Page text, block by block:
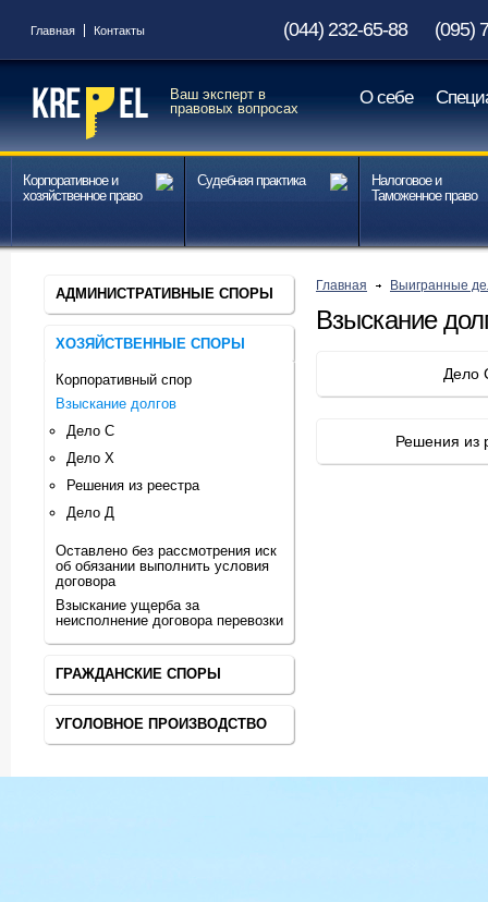
Главная Контакты (044) 232-65-88 (095)
Ваш эксперт в
правовых вопросах
О себе
Корпоративное и
хозяйственное право
Судебная практика
Налоговое и
Таможенное право
АДМИНИСТРАТИВНЫЕ СПОРЫ
ХОЗЯЙСТВЕННЫЕ СПОРЫ
Корпоративный спор
Взыскание долгов
Дело С
Дело Х
Решения из реестра
Дело Д
Оставлено без рассмотрения иск
об обязании выполнить условия
договора
Взыскание ущерба за
неисполнение договора перевозки
ГРАЖДАНСКИЕ СПОРЫ
УГОЛОВНОЕ ПРОИЗВОДСТВО
Главная Выигранные
Взыскание
Дело
Решения из